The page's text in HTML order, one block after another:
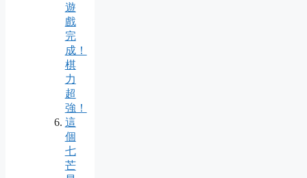
遊
戲
完
成！
棋
力
超
強！
這
個
七
芒